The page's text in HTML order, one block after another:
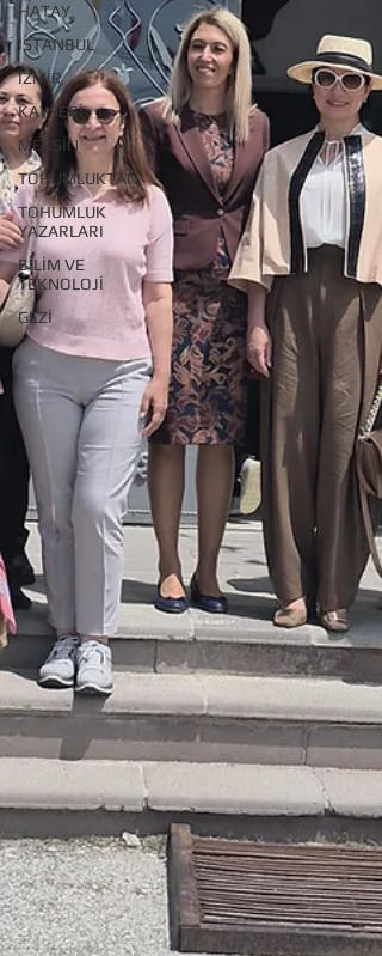
HATAY
İSTANBUL
İZMİR
KAYSERİ
MERSİN
TOHUMLUKTAN
TOHUMLUK
YAZARLARI
BİLİM VE
TEKNOLOJİ
GEZİ